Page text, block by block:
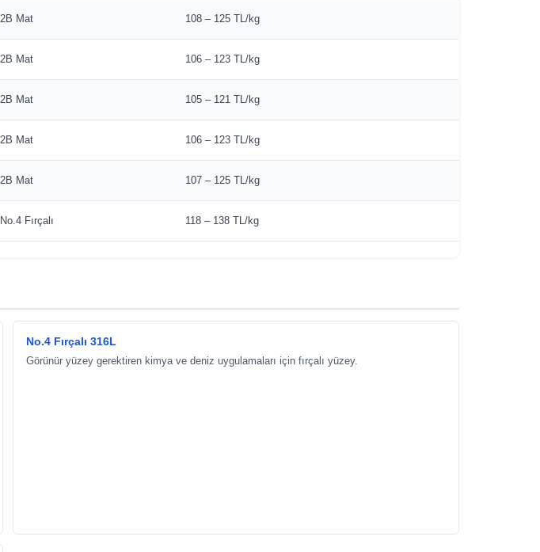
2B Mat 108 – 125 TL/kg
2B Mat 106 – 123 TL/kg
2B Mat 105 – 121 TL/kg
2B Mat 106 – 123 TL/kg
2B Mat 107 – 125 TL/kg
No.4 Fırçalı 118 – 138 TL/kg
No.4 Fırçalı 316L
Görünür yüzey gerektiren kimya ve deniz uygulamaları için fırçalı yüzey.